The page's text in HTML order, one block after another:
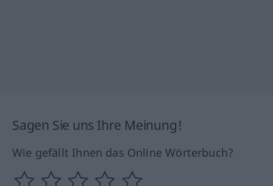
Sagen Sie uns Ihre Meinung!
Wie gefällt Ihnen das Online Wörterbuch?